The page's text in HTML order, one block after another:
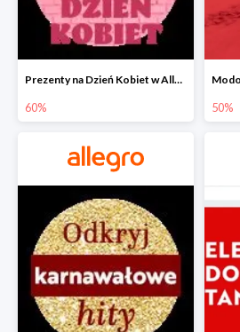
Prezenty na Dzień Kobiet w Allegro do -60%
60% 50%